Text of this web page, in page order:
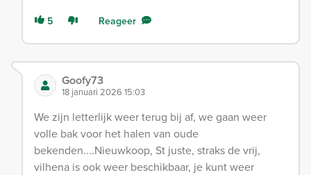
5 Reageer
Goofy73
18 januari 2026 15:03
We zijn letterlijk weer terug bij af, we gaan weer
volle bak voor het halen van oude
bekenden....Nieuwkoop, St juste, straks de vrij,
vilhena is ook weer beschikbaar, je kunt weer